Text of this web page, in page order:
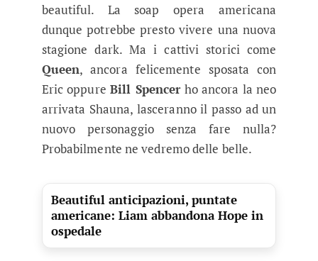
beautiful. La soap opera americana
dunque potrebbe presto vivere una nuova
stagione dark. Ma i cattivi storici come
Queen, ancora felicemente sposata con
Eric oppure Bill Spencerho ancora la neo
arrivata Shauna, lasceranno il passo ad un
nuovo personaggio senza fare nulla?
Probabilmente ne vedremo delle belle.
Beautiful anticipazioni, puntate
americane: Liam abbandona Hope in
ospedale